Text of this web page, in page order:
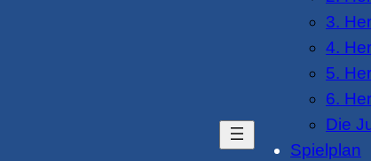
3.
4.
5.
6.
Die
Spielplan